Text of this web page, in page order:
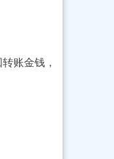
账金钱，